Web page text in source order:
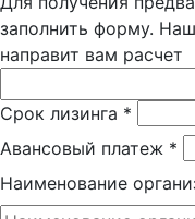
заполнить форму.
направит вам расчет
Срок лизинга *
Авансовый платеж *
Наименование